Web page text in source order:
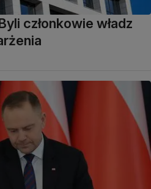
członkowie władz